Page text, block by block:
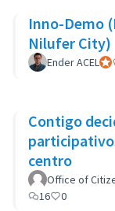
Inno-Demo
Nilufer City)
Ender ACEL
Contigo
centro
Office of
16
0